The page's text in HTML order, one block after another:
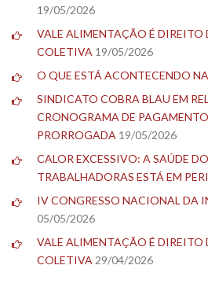
19/05/2026
VALE ALIMENTAÇÃO É DIREITO
COLETIVA 19/05/2026
O QUE ESTÁ ACONTECENDO
SINDICATO COBRA BLAU EM
CRONOGRAMA DE
PRORROGADA 19/05/2026
CALOR EXCESSIVO: A SAÚDE
TRABALHADORAS ESTÁ EM
IV CONGRESSO NACIONAL DA
05/05/2026
VALE ALIMENTAÇÃO É DIREITO
COLETIVA 29/04/2026